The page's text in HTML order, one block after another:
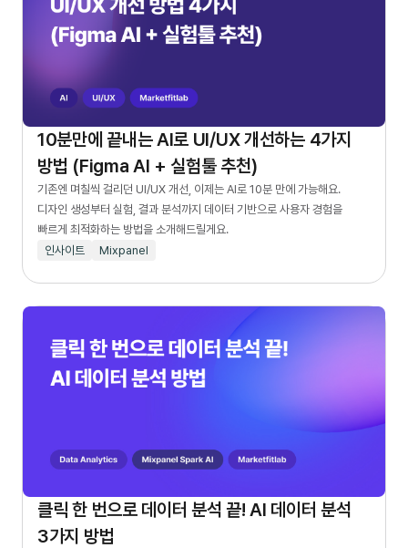
10분만에 끝내는 AI로 UI/UX 개선하는 4가지
방법 (Figma AI + 실험툴 추천)
기존엔 며칠씩 걸리던 UI/UX 개선, 이제는 AI로 10분 만에 가능해요.
디자인 생성부터 실험, 결과 분석까지 데이터 기반으로 사용자 경험을
빠르게 최적화하는 방법을 소개해드릴게요.
인사이트
Mixpanel
클릭 한 번으로 데이터 분석 끝! AI 데이터 분석
3가지 방법